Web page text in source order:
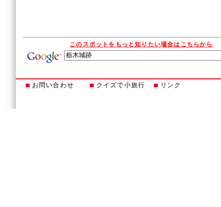
このスポットをもっと知りたい場合はこちらから
お問い合わせ クイズで小旅行 リンク